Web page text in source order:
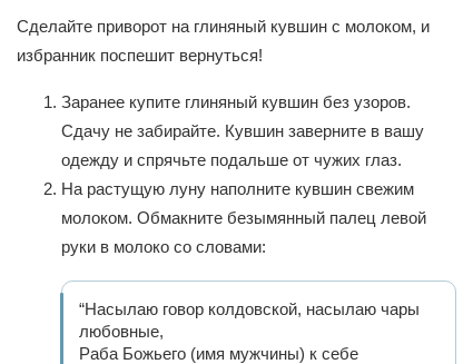
Сделайте приворот на глиняный кувшин с молоком, и
избранник поспешит вернуться!
Заранее купите глиняный кувшин без узоров.
Сдачу не забирайте. Кувшин заверните в вашу
одежду и спрячьте подальше от чужих глаз.
На растущую луну наполните кувшин свежим
молоком. Обмакните безымянный палец левой
руки в молоко со словами:
“Насылаю говор колдовской, насылаю чары
любовные,
Раба Божьего (имя мужчины) к себе